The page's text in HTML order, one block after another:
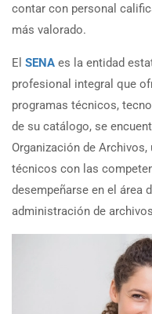
contar con personal
más valorado.
El SENA es la entidad
profesional integral que
programas técnicos,
de su catálogo, se
Organización de
técnicos con las
desempeñarse en el área
administración de